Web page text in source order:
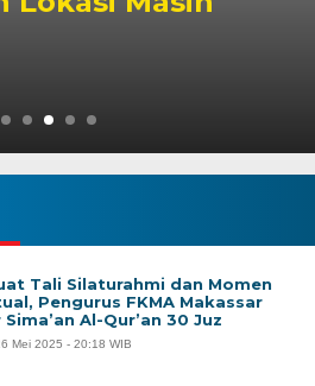
Tali Silaturahmi dan Momen
Pengurus FKMA Makassar
Sima’an Al-Qur’an 30 Juz
Mei 2025 - 20:18 WIB